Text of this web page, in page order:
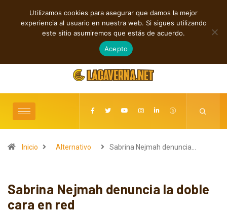
TENDENCIAS
Cuatro canciones independientes entre reflexión y resistencia
agosto 7, 2026
Inicio Alternativo Sabrina Nejmah denuncia…
Sabrina Nejmah denuncia la doble
cara en red
Utilizamos cookies para asegurar que damos la mejor
experiencia al usuario en nuestra web. Si sigues utilizando
este sitio asumiremos que estás de acuerdo.
Acepto